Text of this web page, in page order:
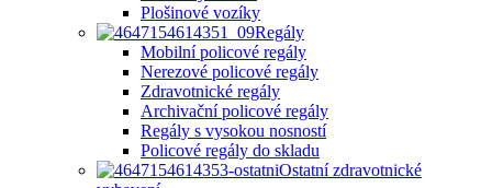
Plošinové vozíky
Regály
Mobilní policové regály
Nerezové policové regály
Zdravotnické regály
Archivační policové regály
Regály s vysokou nosností
Policové regály do skladu
Ostatní zdravotnické